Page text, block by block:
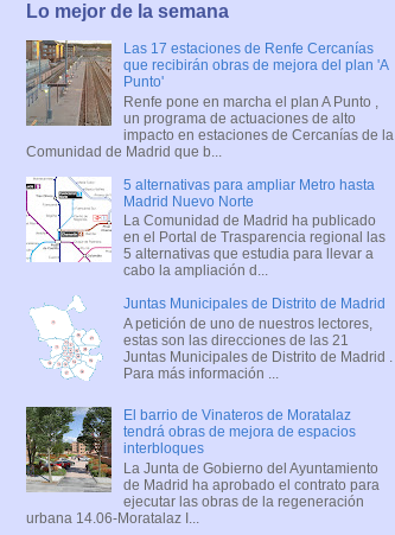
Lo mejor de la semana
Las 17 estaciones de Renfe Cercanías
que recibirán obras de mejora del plan 'A
Punto'
Renfe pone en marcha el plan A Punto ,
un programa de actuaciones de alto
impacto en estaciones de Cercanías de la
Comunidad de Madrid que b...
5 alternativas para ampliar Metro hasta
Madrid Nuevo Norte
La Comunidad de Madrid ha publicado
en el Portal de Trasparencia regional las
5 alternativas que estudia para llevar a
cabo la ampliación d...
Juntas Municipales de Distrito de Madrid
A petición de uno de nuestros lectores,
estas son las direcciones de las 21
Juntas Municipales de Distrito de Madrid .
Para más información ...
El barrio de Vinateros de Moratalaz
tendrá obras de mejora de espacios
interbloques
La Junta de Gobierno del Ayuntamiento
de Madrid ha aprobado el contrato para
ejecutar las obras de la regeneración
urbana 14.06-Moratalaz I...